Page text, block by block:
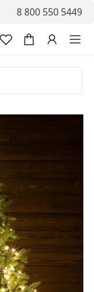
8 800 550 5449